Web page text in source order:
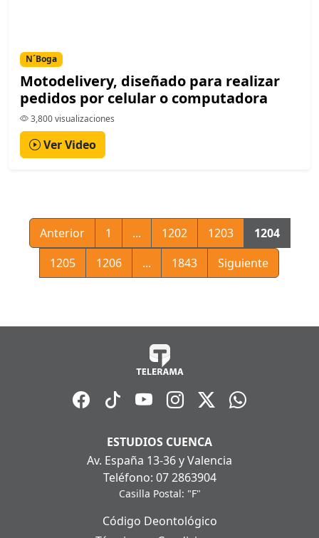
N´Boga
Motodelivery, diseñado para realizar
pedidos por celular o computadora
3,800 visualizaciones
Ver Video
Anterior 1 ... 1202 1203
1204
1205
1206 ... 1843 Siguiente
ESTUDIOS CUENCA
Av. España 13-36 y Valencia
Teléfono: 07 2863904
Casilla Postal: "F"
Código Deontológico